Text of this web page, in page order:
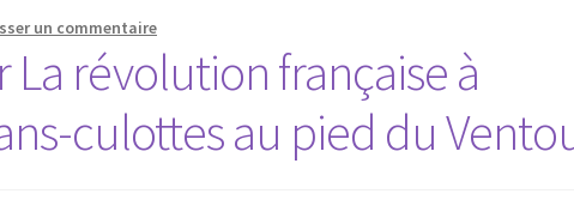
un commentaire
révolution française à
culottes au pied du